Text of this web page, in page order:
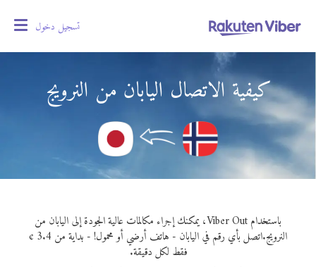
تسجيل دخول
كيفية الاتصال اليابان من النرويج
باستخدام Viber Out، يمكنك إجراء مكالمات عالية الجودة إلى اليابان من
النرويج.
اتصل بأي رقم في اليابان - هاتف أرضي أو محمول! - بداية من 3.4 ¢
فقط لكل دقيقة.